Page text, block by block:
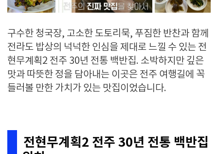
구수한 청국장, 고소한 도토리묵, 푸짐한 반찬과 함께
전라도 밥상의 넉넉한 인심을 제대로 느낄 수 있는 전
현무계획2 전주 30년 전통 백반집. 소박하지만 깊은
맛과 따뜻한 정을 담아내는 이곳은 전주 여행길에 꼭
들러볼 만한 가치가 있는 맛집이었습니다.
전현무계획2 전주 30년 전통 백반집